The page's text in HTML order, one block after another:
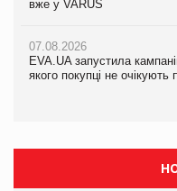
вже у VARUS
07.08.2026
EVA.UA запустила
якого покупці не
вже у VARUS
07.08.2026
EVA.UA запустила
якого покупці не